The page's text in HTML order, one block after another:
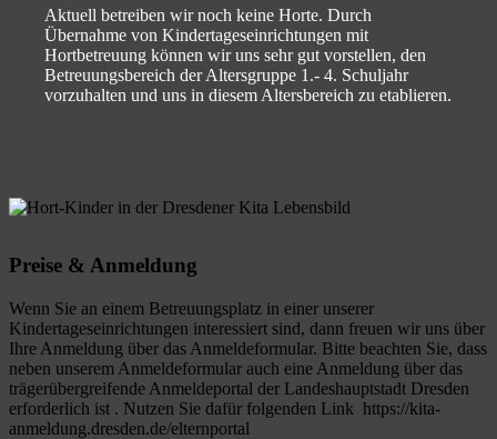
Aktuell betreiben wir noch keine Horte. Durch
Übernahme von Kindertageseinrichtungen mit
Hortbetreuung können wir uns sehr gut vorstellen, den
Betreuungsbereich der Altersgruppe 1.- 4. Schuljahr
vorzuhalten und uns in diesem Altersbereich zu etablieren.
Preise & Anmeldung
Wenn Sie an einem Betreuungsplatz in einer unserer
Kindertageseinrichtungen interessiert sind, dann freuen wir uns über
Ihre Anmeldung über das Anmeldeformular. Bitte beachten Sie, dass
neben unserem Anmeldeformular auch eine Anmeldung über das
trägerübergreifende Anmeldeportal der Landeshauptstadt Dresden
erforderlich ist . Nutzen Sie dafür folgenden Link https://kita-
anmeldung.dresden.de/elternportal